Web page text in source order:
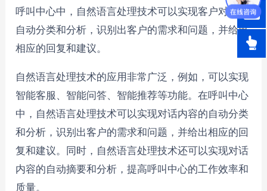
呼叫中心中，自然语言处理技术可以实现客户对话的
自动分类和分析，识别出客户的需求和问题，并给出
相应的回复和建议。
自然语言处理技术的应用非常广泛，例如，可以实现
智能客服、智能问答、智能推荐等功能。在呼叫中心
中，自然语言处理技术可以实现对话内容的自动分类
和分析，识别出客户的需求和问题，并给出相应的回
复和建议。同时，自然语言处理技术还可以实现对话
内容的自动摘要和分析，提高呼叫中心的工作效率和
质量。